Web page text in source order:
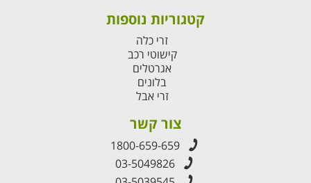
קטגוריות נוספות
זרי כלה
קישוטי רכב
אגרטלים
בלונים
זרי אבל
צור קשר
1800-659-659
03-5049826